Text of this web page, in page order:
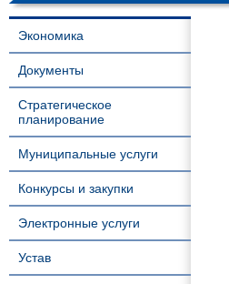
Экономика
Документы
Стратегическое
планирование
Муниципальные услуги
Конкурсы и закупки
Электронные услуги
Устав